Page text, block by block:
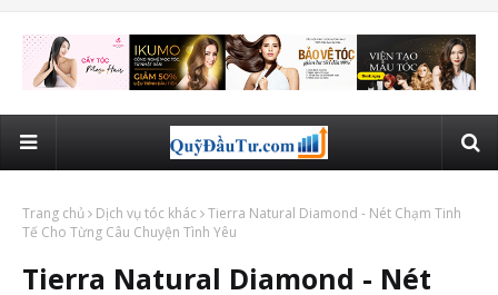
Trang chủ Dịch vụ tóc khác Tierra Natural Diamond - Nét Chạm Tinh
Tế Cho Từng Câu Chuyện Tình Yêu
Tierra Natural Diamond - Nét